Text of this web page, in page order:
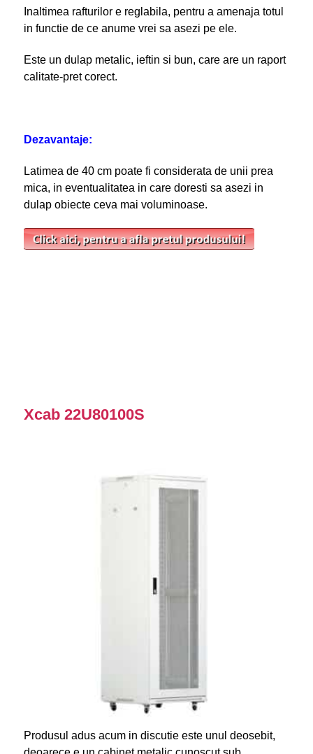
Inaltimea rafturilor e reglabila, pentru a amenaja totul
in functie de ce anume vrei sa asezi pe ele.
Este un dulap metalic, ieftin si bun, care are un raport
calitate-pret corect.
Dezavantaje:
Latimea de 40 cm poate fi considerata de unii prea
mica, in eventualitatea in care doresti sa asezi in
dulap obiecte ceva mai voluminoase.
Xcab 22U80100S
Produsul adus acum in discutie este unul deosebit,